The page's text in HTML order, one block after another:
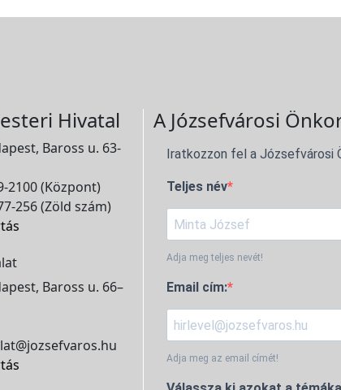
Hivatal
Baross u. 63-
2100 (Központ)
256 (Zöld szám)
Baross u. 66–
A Józsefvárosi
Iratkozzon fel a Józsefvárosi
Teljes név
Adja meg teljes nevét!
Email cím:
Adja meg az email címét!